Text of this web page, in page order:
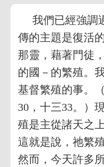
我們已經強調
傳的主題是復活
那靈，藉著門徒
的國－的繁殖。
基督繁殖的事。
30，十三33。）
殖是主從諸天之
這就是說，祂繁
然而，今天許多